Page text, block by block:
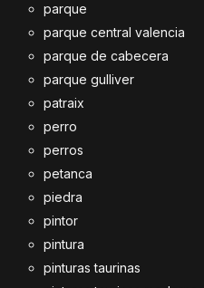
parque
parque central valencia
parque de cabecera
parque gulliver
patraix
perro
perros
petanca
piedra
pintor
pintura
pinturas taurinas